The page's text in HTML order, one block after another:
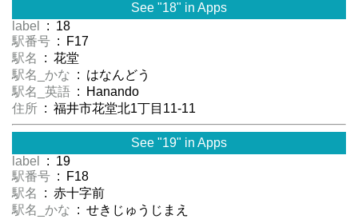
See "18" in Apps
label
: 18
駅番号 : F17
駅名
: 花堂
駅名_かな : はなんどう
駅名_英語 : Hanando
住所 : 福井市花堂北1丁目11-11
See "19" in Apps
label
: 19
駅番号 : F18
駅名
: 赤十字前
駅名_かな : せきじゅうじまえ